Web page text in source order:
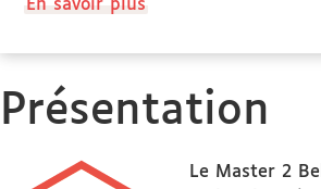
En savoir plus
des
Présentation
Le Master 2